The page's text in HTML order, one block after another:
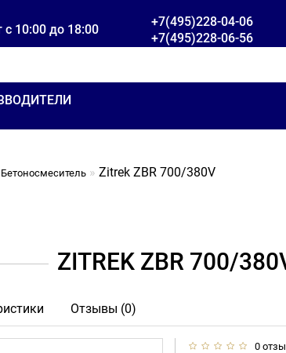
с 10:00 до 18:00
+7(495)228-04-06
+7(495)228-06-56
Бетоносмеситель Zitrek ZBR 700/380V
ZITREK ZBR 700/
Отзывы (0)
0